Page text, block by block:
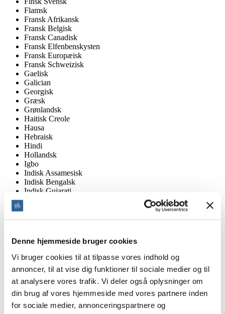
Denne hjemmeside bruger cookies
Vi bruger cookies til at tilpasse vores indhold og
annoncer, til at vise dig funktioner til sociale medier og til
at analysere vores trafik. Vi deler også oplysninger om
din brug af vores hjemmeside med vores partnere inden
for sociale medier, annonceringspartnere og
Flamsk
Fransk Afrikansk
Fransk Belgisk
Fransk Canadisk
Fransk Elfenbenskysten
Fransk Europæisk
Fransk Schweizisk
Gaelisk
Galician
Georgisk
Græsk
Grønlandsk
Haitisk Creole
Hausa
Hebraisk
Hindi
Hollandsk
Igbo
Indisk Assamesisk
Indisk Bengalsk
Indisk Gujarati
Italiensk Schweizisk
Japansk
Kaonde
Karen
Kasakhisk
Khmer
Kinesisk-Kantonesisk
Kinesisk-Mandarin